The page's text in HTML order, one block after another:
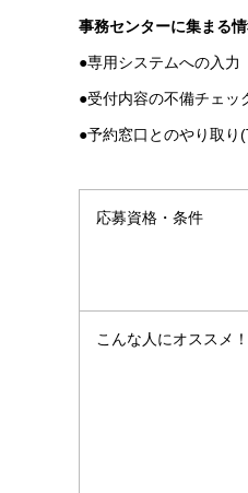
事務センターに集まる
●専用システムへの入力
●受付内容の不備チェッ
●予約窓口とのやり取り
応募資格・条件
こんな人にオススメ！